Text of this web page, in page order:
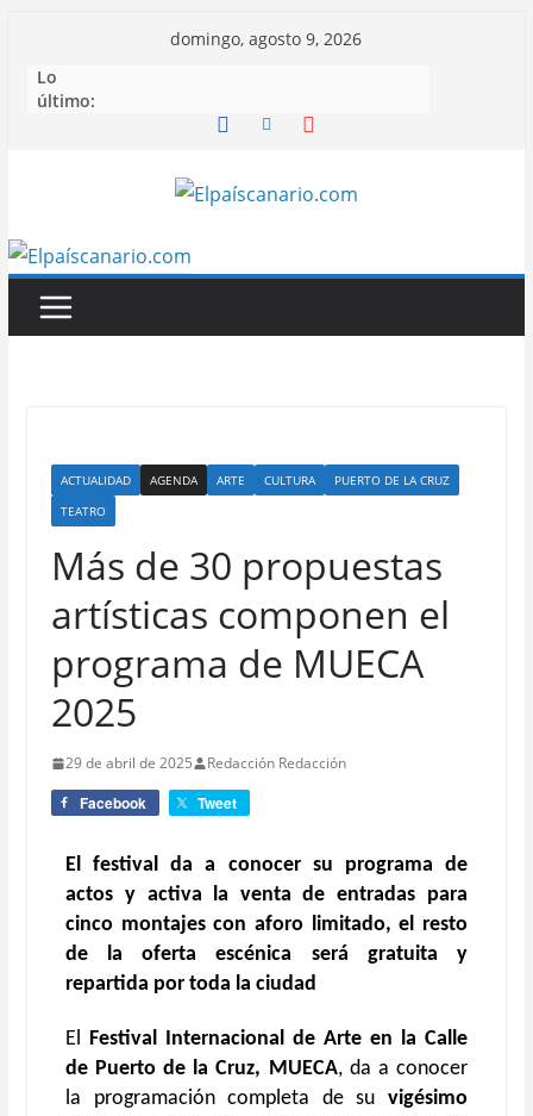
contenido
domingo, agosto 9, 2026
Lo
último:
ACTUALIDAD AGENDA ARTE CULTURA
PUERTO DE LA CRUZ
TEATRO
Más de 30 propuestas
artísticas componen el
programa de MUECA
2025
29 de abril de 2025 Redacción Redacción
Facebook Tweet
El festival da a conocer su programa de
actos y activa la venta de entradas para
cinco montajes con aforo limitado, el resto
de la oferta escénica será gratuita y
repartida por toda la ciudad
El Festival Internacional de Arte en la Calle
de Puerto de la Cruz, MUECA, da a conocer
la programación completa de su vigésimo